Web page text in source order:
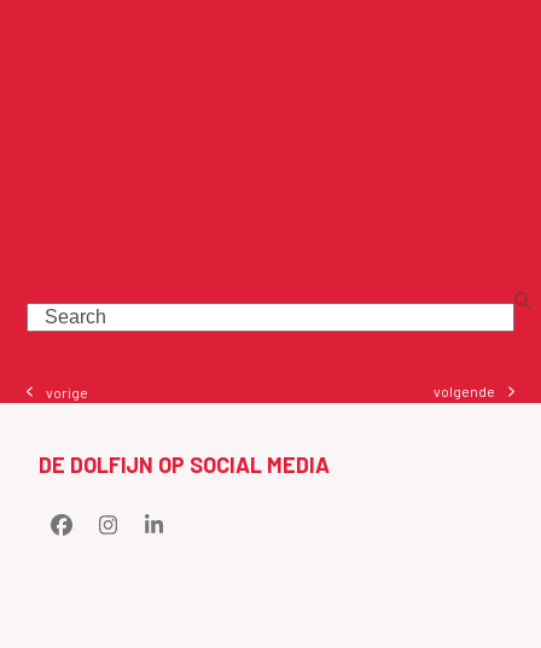
Search
previous
vorige
next
volgende
DE DOLFIJN OP SOCIAL MEDIA
FacebookInstagramLinkedIn